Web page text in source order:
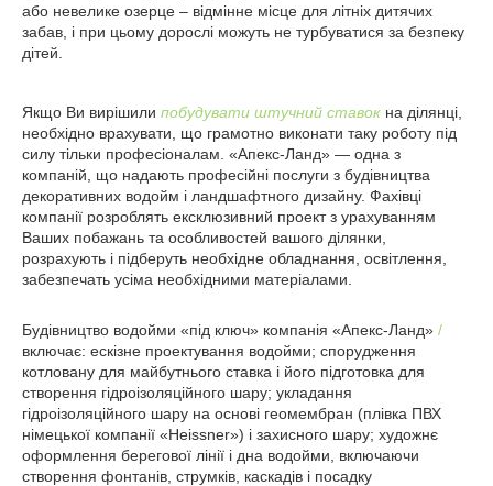
або невелике озерце – відмінне місце для літніх дитячих
забав, і при цьому дорослі можуть не турбуватися за безпеку
дітей.
Якщо Ви вирішили побудувати штучний ставок на ділянці,
необхідно врахувати, що грамотно виконати таку роботу під
силу тільки професіоналам. «Апекс-Ланд» ― одна з
компаній, що надають професійні послуги з будівництва
декоративних водойм і ландшафтного дизайну. Фахівці
компанії розроблять ексклюзивний проект з урахуванням
Ваших побажань та особливостей вашого ділянки,
розрахують і підберуть необхідне обладнання, освітлення,
забезпечать усіма необхідними матеріалами.
Будівництво водойми «під ключ» компанія «Апекс-Ланд» /
включає: ескізне проектування водойми; спорудження
котловану для майбутнього ставка і його підготовка для
створення гідроізоляційного шару; укладання
гідроізоляційного шару на основі геомембран (плівка ПВХ
німецької компанії «Heissner») і захисного шару; художнє
оформлення берегової лінії і дна водойми, включаючи
створення фонтанів, струмків, каскадів і посадку